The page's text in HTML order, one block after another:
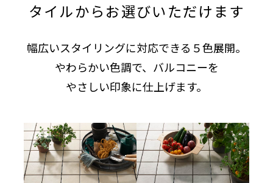
タイルからお選びいただけます
幅広いスタイリングに対応できる５色展開。
やわらかい色調で、バルコニーを
やさしい印象に仕上げます。